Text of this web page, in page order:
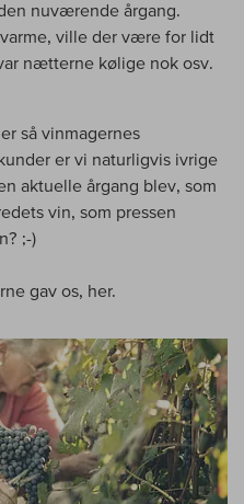
nuværende årgang.
ville der være for lidt
nætterne kølige nok osv.
så vinmagernes
er vi naturligvis ivrige
aktuelle årgang blev, som
vin, som pressen
;-)
gav os, her.